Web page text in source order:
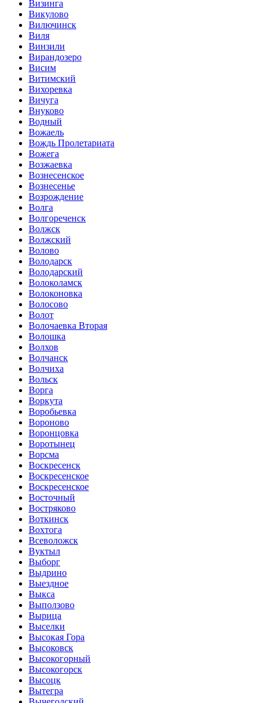
Визинга
Викулово
Вилючинск
Виля
Винзили
Вирандозеро
Висим
Витимский
Вихоревка
Вичуга
Внуково
Водный
Вожаель
Вождь Пролетариата
Вожега
Возжаевка
Вознесенское
Вознесенье
Возрождение
Волга
Волгореченск
Волжск
Волжский
Волово
Володарск
Володарский
Волоколамск
Волоконовка
Волосово
Волот
Волочаевка Вторая
Волошка
Волхов
Волчанск
Волчиха
Вольск
Ворга
Воркута
Воробьевка
Вороново
Воронцовка
Воротынец
Ворсма
Воскресенск
Воскресенское
Воскресенское
Восточный
Востряково
Воткинск
Вохтога
Всеволожск
Вуктыл
Выборг
Выдрино
Выездное
Выкса
Выползово
Вырица
Выселки
Высокая Гора
Высоковск
Высокогорный
Высокогорск
Высоцк
Вытегра